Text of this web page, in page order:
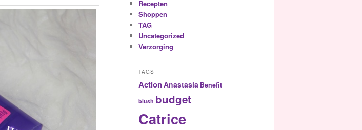
Recepten
Shoppen
TAG
Uncategorized
Verzorging
TAGS
ActionAnastasia Benefit
blush budget
Catrice